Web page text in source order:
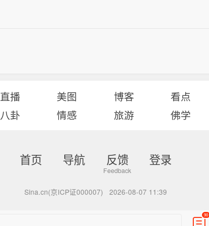
直播 美图 博客
看点
八卦 情感 旅游 佛学
首页 导航 反馈 登录
Sina.cn(京ICP证000007) 2026-08-07 11:39
90